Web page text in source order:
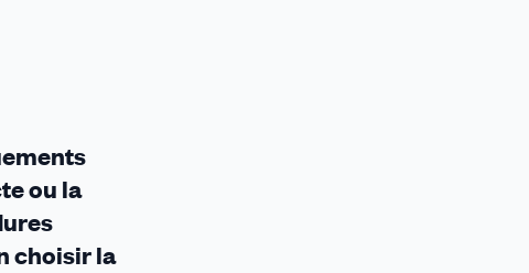
ou la
choisir la